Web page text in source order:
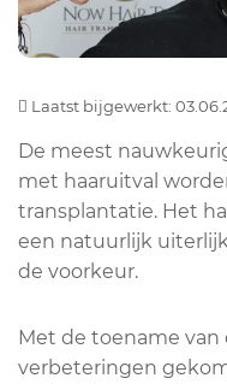
Laatst bijgewerkt:
De meest
met haaruitval
transplantatie. Het
een natuurlijk
de voorkeur.
Met de toename van
verbeteringen